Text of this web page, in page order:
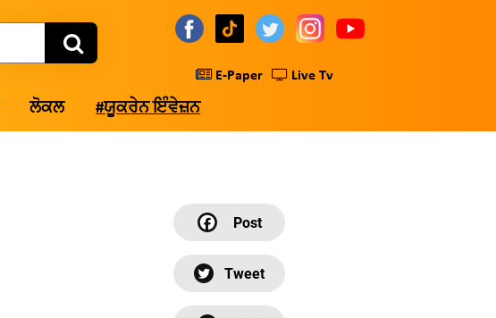
E-Paper Live Tv
ਲੋਕਲ #ਯੂਕਰੇਨ ਇੰਵੇਜ਼ਨ